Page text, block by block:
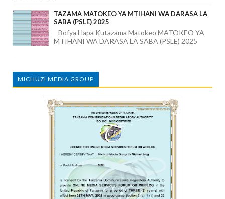
TAZAMA MATOKEO YA MTIHANI WA DARASA LA
SABA (PSLE) 2025
Bofya Hapa Kutazama Matokeo MATOKEO YA
MTIHANI WA DARASA LA SABA (PSLE) 2025
MICHUZI MEDIA GROUP